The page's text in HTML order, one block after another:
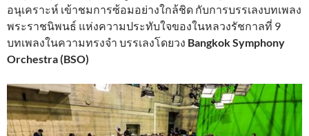
อนุเคราะห์ เข้าชมการซ้อมอย่างใกล้ชิด กับการบรรเลงบทเพลง
พระราชนิพนธ์ แห่งความประทับใจของในหลวงรัชกาลที่ 9
บทเพลงในความทรงจำ บรรเลงโดยวง Bangkok Symphony
Orchestra (BSO)